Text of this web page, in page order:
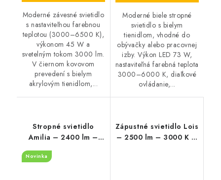
Moderné závesné svietidlo
s nastaviteľnou farebnou
teplotou (3000–6500 K),
výkonom 45 W a
svetelným tokom 3000 lm.
V čiernom kovovom
prevedení s bielym
akrylovým tienidlom,...
Moderné biele stropné
svietidlo s bielym
tienidlom, vhodné do
obývačky alebo pracovnej
izby. Výkon LED 73 W,
nastaviteľná farebná teplota
3000–6000 K, diaľkové
ovládanie,...
Stropné svietidlo
Amilia – 2400 lm –
LED 22 W – IP20
Novinka
Zápustné svietidlo Lois
– 2500 lm – 3000 K –